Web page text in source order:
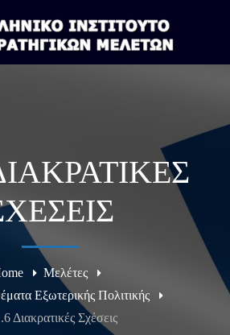
Μελέτες
Εξωτερικής Πολιτικής
Διακρατικές Σχέσεις